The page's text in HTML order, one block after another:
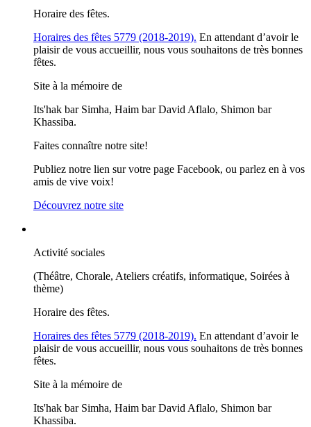
Horaire des fêtes.
Horaires des fêtes 5779 (2018-2019). En attendant d’avoir le
plaisir de vous accueillir, nous vous souhaitons de très bonnes
fêtes.
Site à la mémoire de
Its'hak bar Simha, Haim bar David Aflalo, Shimon bar
Khassiba.
Faites connaître notre site!
Publiez notre lien sur votre page Facebook, ou parlez en à vos
amis de vive voix!
Découvrez notre site
Activité sociales
(Théâtre, Chorale, Ateliers créatifs, informatique, Soirées à
thème)
Horaire des fêtes.
Horaires des fêtes 5779 (2018-2019). En attendant d’avoir le
plaisir de vous accueillir, nous vous souhaitons de très bonnes
fêtes.
Site à la mémoire de
Its'hak bar Simha, Haim bar David Aflalo, Shimon bar
Khassiba.